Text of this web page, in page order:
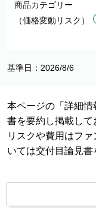
商品カテゴリー
（価格変動リスク）
基準日：2026/8/6
本ページの「詳細
書を要約し掲載して
リスクや費用はフ
いては交付目論見書